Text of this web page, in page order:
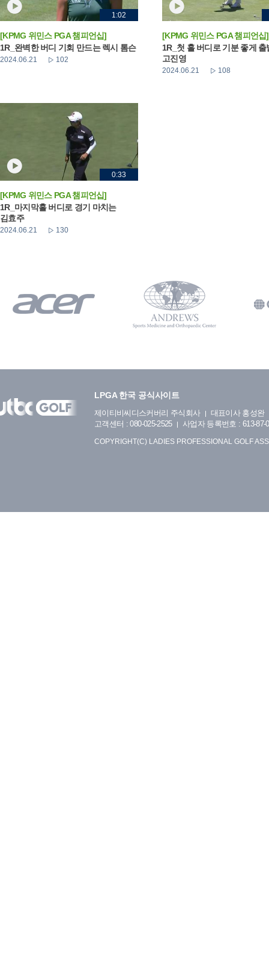
1:02
[KPMG 위민스 PGA 챔피언십]
1R_완벽한 버디 기회 만드는 렉시 톰슨
2024.06.21 102
[KPMG 위민스 PGA 챔피언십]
1R_첫 홀 버디로 기분 좋게 출
고진영
2024.06.21 108
0:33
[KPMG 위민스 PGA 챔피언십]
1R_마지막홀 버디로 경기 마치는
김효주
2024.06.21 130
LPGA 한국 공식사이트
제이티비씨디스커버리 주식회사
대표이사 홍성완
고객센터 : 080-025-2525
사업자 등록번호 : 613-87-
COPYRIGHT(C) LADIES PROFESSIONAL GOLF